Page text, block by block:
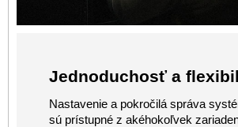
Jednoduchosť a
Nastavenie a pokročilá správa
sú prístupné z akéhokoľvek